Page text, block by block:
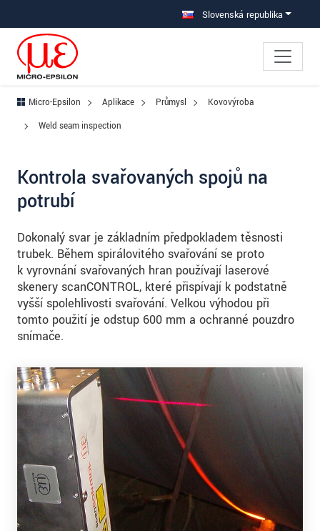
Prejdite priamo na hlavnú navigáciu Slovenská republika
Micro-Epsilon Aplikace Průmysl
Kovovýroba
Weld seam inspection
Kontrola svařovaných spojů na
potrubí
Dokonalý svar je základním předpokladem těsnosti
trubek. Během spirálovitého svařování se proto
k vyrovnání svařovaných hran používají laserové
skenery scanCONTROL, které přispívají k podstatně
vyšší spolehlivosti svařování. Velkou výhodou při
tomto použití je odstup 600 mm a ochranné pouzdro
snímače.